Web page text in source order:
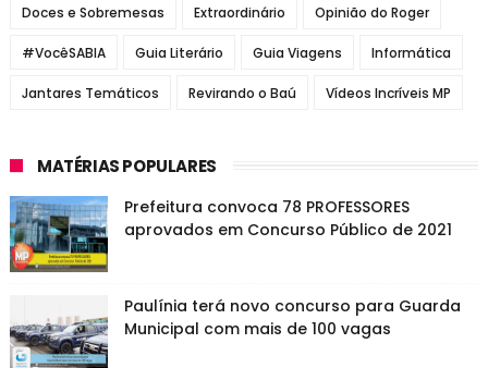
Doces e Sobremesas Extraordinário Opinião do Roger
#VocêSABIA Guia Literário Guia Viagens Informática
Jantares Temáticos Revirando o Baú Vídeos Incríveis MP
MATÉRIAS POPULARES
Prefeitura convoca 78 PROFESSORES
aprovados em Concurso Público de 2021
Paulínia terá novo concurso para Guarda
Municipal com mais de 100 vagas